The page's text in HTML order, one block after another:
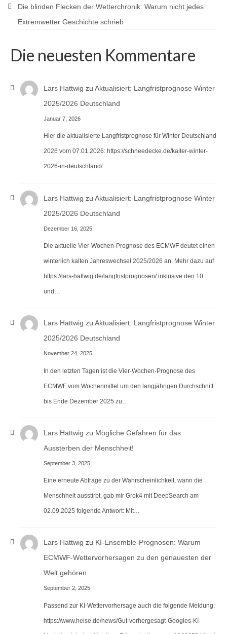
Die blinden Flecken der Wetterchronik: Warum nicht jedes
Extremwetter Geschichte schrieb
Die neuesten Kommentare
Lars Hattwig zu Aktualisiert: Langfristprognose Winter
2025/2026 Deutschland
Januar 7, 2026
Hier die aktualisierte Langfristprognose für Winter Deutschland
2026 vom 07.01.2026: https://schneedecke.de/kalter-winter-
2026-in-deutschland/
Lars Hattwig zu Aktualisiert: Langfristprognose Winter
2025/2026 Deutschland
Dezember 16, 2025
Die aktuelle Vier-Wochen-Prognose des ECMWF deutet einen
winterlich kalten Jahreswechsel 2025/2026 an. Mehr dazu auf
https://lars-hattwig.de/langfristprognosen/ inklusive den 10
und…
Lars Hattwig zu Aktualisiert: Langfristprognose Winter
2025/2026 Deutschland
November 24, 2025
In den letzten Tagen ist die Vier-Wochen-Prognose des
ECMWF vom Wochenmittel um den langjährigen Durchschnitt
bis Ende Dezember 2025 zu…
Lars Hattwig zu Mögliche Gefahren für das
Aussterben der Menschheit!
September 3, 2025
Eine erneute Abfrage zu der Wahrscheinlichkeit, wann die
Menschheit ausstirbt, gab mir Grok4 mit DeepSearch am
02.09.2025 folgende Antwort: Mit…
Lars Hattwig zu KI-Ensemble-Prognosen: Warum
ECMWF-Wettervorhersagen zu den genauesten der
Welt gehören
September 2, 2025
Passend zur KI-Wettervorhersage auch die folgende Meldung:
https://www.heise.de/news/Gut-vorhergesagt-Googles-KI-